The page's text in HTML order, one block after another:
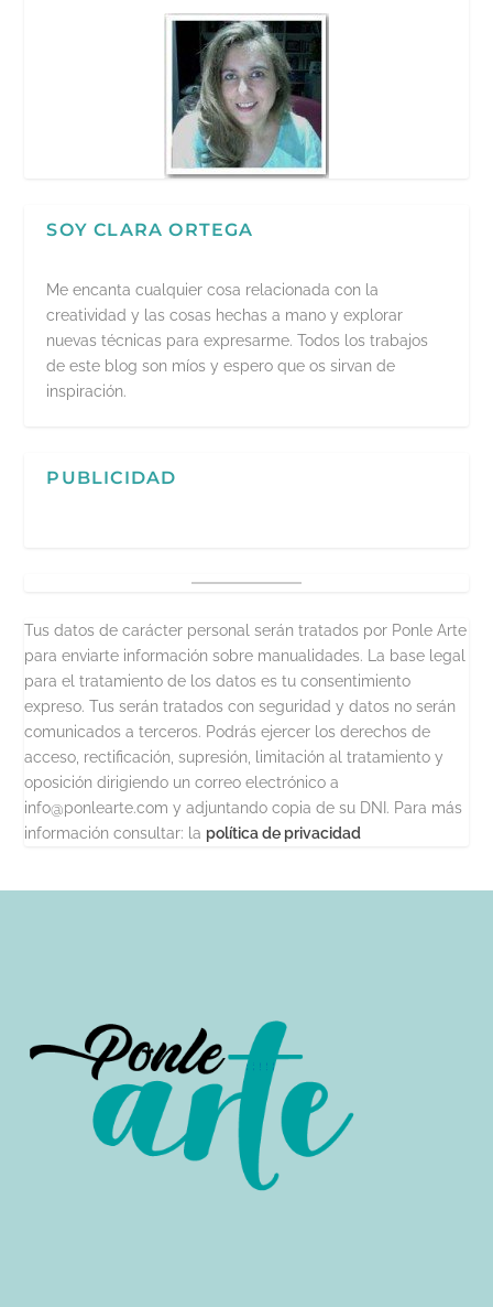
SOY CLARA ORTEGA
Me encanta cualquier cosa relacionada con la
creatividad y las cosas hechas a mano y explorar
nuevas técnicas para expresarme. Todos los trabajos
de este blog son míos y espero que os sirvan de
inspiración.
PUBLICIDAD
Tus datos de carácter personal serán tratados por Ponle Arte
para enviarte información sobre manualidades. La base legal
para el tratamiento de los datos es tu consentimiento
expreso. Tus serán tratados con seguridad y datos no serán
comunicados a terceros. Podrás ejercer los derechos de
acceso, rectificación, supresión, limitación al tratamiento y
oposición dirigiendo un correo electrónico a
info@ponlearte.com y adjuntando copia de su DNI. Para más
información consultar: la política de privacidad